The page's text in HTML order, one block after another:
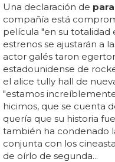
Una declaración de
compañía está
película "en su totalidad
estrenos se ajustarán a
actor galés taron
estadounidense de
el alice tully hall de
"estamos
hicimos, que se cuenta
quería que su historia
también ha condenado
conjunta con los
de oírlo de segunda...